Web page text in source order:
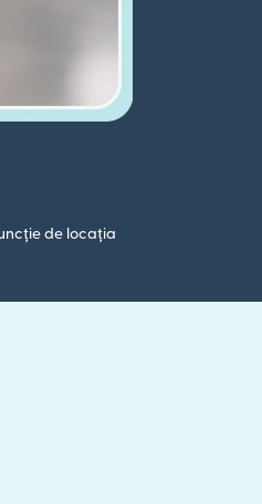
de locația